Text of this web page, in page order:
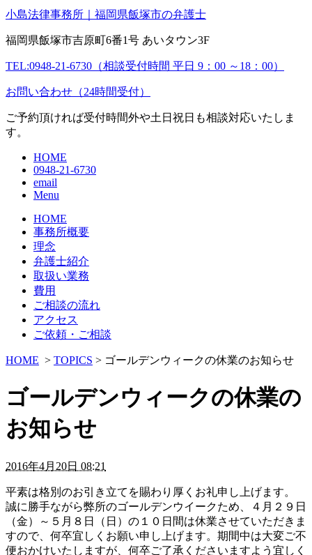
小島法律事務所｜福岡県飯塚市の弁護士
福岡県飯塚市吉原町6番1号 あいタウン3F
TEL:0948-21-6730（相談受付時間 平日 9：00 ～18：00）
お問い合わせ（24時間受付）
ご予約頂ければ受付時間外や土日祝日も相談対応いたしま
す。
HOME
0948-21-6730
email
Menu
HOME
事務所概要
理念
弁護士紹介
取扱い業務
費用
ご相談の流れ
アクセス
ご依頼・ご相談
HOME > TOPICS > ゴールデンウィークの休業のお知らせ
ゴールデンウィークの休業の
お知らせ
2016年4月20日 08:21
平素は格別のお引き立てを賜わり厚くお礼申し上げます。
誠に勝手ながら弊所のゴールデンウイークため、４月２９日
（金）～５月８日（日）の１０日間は休業させていただきま
すので、何卒宜しくお願い申し上げます。期間中は大変ご不
便おかけいたしますが、何卒ご了承くださいますよう宜しく